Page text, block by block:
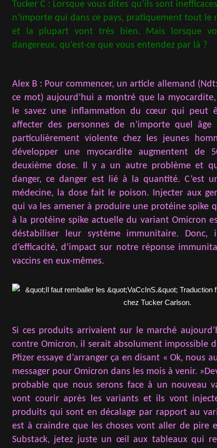
Tucker C : Lorsque vous dites qu’ils sont
n’importe qui dans ce pays, pratiquement tout le
et la plupart vont très bien. Mais lorsque
dangereux, qu’est-ce que vous entendez par là ?
Alex B : Pour commencer, un article allemand
ce mot) aujourd’hui a montré que la
le savez une inflammation du cœur qui peut
affecter des personnes de n’importe quel
particulièrement violente chez les jeunes
développer une myocardite augmentent de
deuxième dose. Il y a un autre problème et
danger, ce danger est lié à la quantité. C’est
médecine, la dose fait le poison. Injecter aux
qui va les amener à produire une protéine spike
à la protéine spike actuelle du variant Omicron
déstabiliser leur système immunitaire.
d’efficacité, d’impact sur notre réponse
vaccins en eux-mêmes.
Si ces produits arrivaient sur le marché
contre Omicron, il serait absolument impossible
Pfizer essaye d’arranger ça en disant « Ok, nous
messager pour Omicron dans les mois à venir.
probable que nous serons face à un nouveau
vont courir après les variants et ils vont
produits qui sont en décalage par rapport au
est à craindre que les choses vont aller de pire
Substack, jetez juste un œil aux tableaux qui